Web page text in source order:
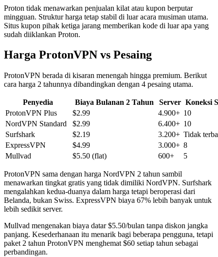
Proton tidak menawarkan penjualan kilat atau kupon berputar
mingguan. Struktur harga tetap stabil di luar acara musiman utama.
Situs kupon pihak ketiga jarang memberikan kode di luar apa yang
sudah diiklankan Proton.
Harga ProtonVPN vs Pesaing
ProtonVPN berada di kisaran menengah hingga premium. Berikut
cara harga 2 tahunnya dibandingkan dengan 4 pesaing utama.
Penyedia Biaya Bulanan 2 Tahun Server Koneksi
ProtonVPN Plus
$2.99 4.900+ 10
NordVPN Standard
$2.99 6.400+ 10
Surfshark
$2.19 3.200+ Tidak
ExpressVPN
$4.99 3.000+ 8
Mullvad
$5.50 (flat) 600+ 5
ProtonVPN sama dengan harga NordVPN 2 tahun sambil
menawarkan tingkat gratis yang tidak dimiliki NordVPN. Surfshark
mengalahkan kedua-duanya dalam harga tetapi beroperasi dari
Belanda, bukan Swiss. ExpressVPN biaya 67% lebih banyak untuk
lebih sedikit server.
Mullvad mengenakan biaya datar $5.50/bulan tanpa diskon jangka
panjang. Kesederhanaan itu menarik bagi beberapa pengguna, tetapi
paket 2 tahun ProtonVPN menghemat $60 setiap tahun sebagai
perbandingan.